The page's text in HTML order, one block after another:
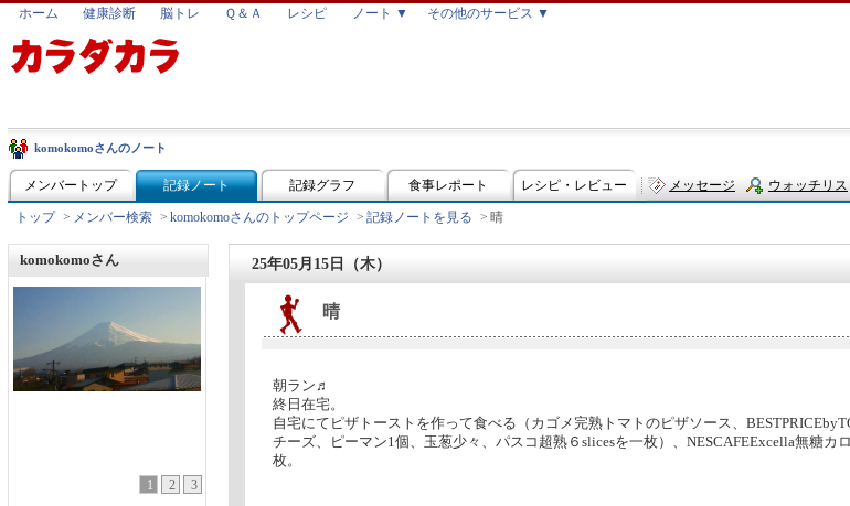
ホーム 健康診断 脳トレ Ｑ＆Ａ レシピ ノート ▼ その他のサービス ▼
komokomoさんのノート
メンバートップ 記録ノート 記録グラフ 食事レポート レシピ・レビュー メッセージ ウォッチリス
トップ > メンバー検索 > komokomoさんのトップページ > 記録ノートを見る > 晴
komokomoさん
1 2 3
25年05月15日（木）
晴
朝ラン♬
終日在宅。
自宅にてピザトーストを作って食べる（カゴメ完熟トマトのピザソース、
チーズ、ピーマン1個、玉葱少々、パスコ超熟６slicesを一枚）、NESCAFEExcella無糖
枚。